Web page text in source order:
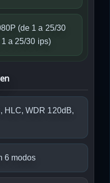
(de 1 a 25/30
a 25/30 ips)
HLC, WDR 120dB,
6 modos